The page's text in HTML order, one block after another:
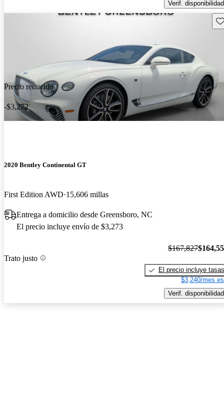
Verif. disponibilidad
Precio reducido
-$3,272
2020 Bentley Continental GT
First Edition AWD 15,606 millas
Entrega a domicilio desde Greensboro, NC
El precio incluye envío de $3,273
Trato justo
$167,827
El precio incluye tasas
$3,240/mes
Verif. disponibilidad